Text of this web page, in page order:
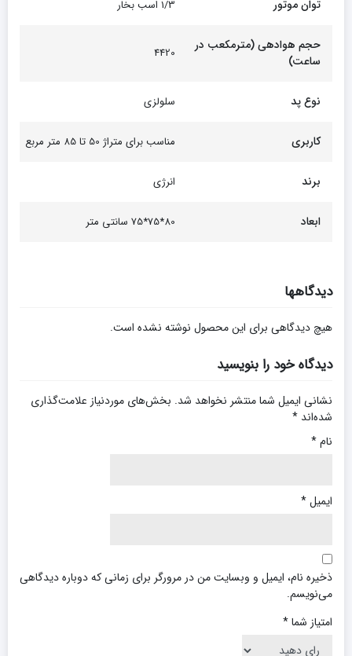
توان موتور 1/3 اسب بخار
حجم هوادهی (مترمکعب در
ساعت)
4420
نوع پد سلولزی
کاربری مناسب برای متراژ 50 تا 85 متر مربع
برند انرژی
ابعاد 80*75*75 سانتی متر
دیدگاهها
هیچ دیدگاهی برای این محصول نوشته نشده است.
دیدگاه خود را بنویسید
نشانی ایمیل شما منتشر نخواهد شد. بخش‌های موردنیاز علامت‌گذاری
شده‌اند *
نام*
ایمیل*
ذخیره نام، ایمیل و وبسایت من در مرورگر برای زمانی که دوباره دیدگاهی
می‌نویسم.
امتیاز شما*